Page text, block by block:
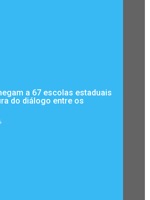
a 67 escolas estaduais
do diálogo entre os